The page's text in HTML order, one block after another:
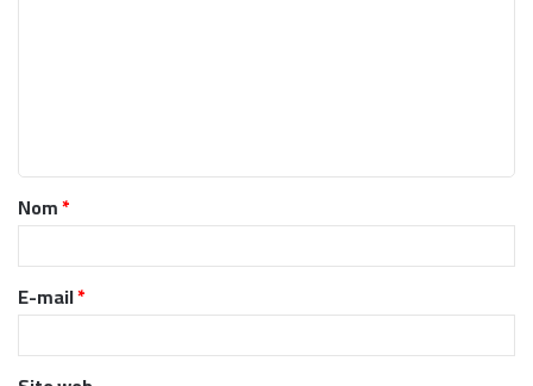
t
a
r
e
*
Nom*
E-mail*